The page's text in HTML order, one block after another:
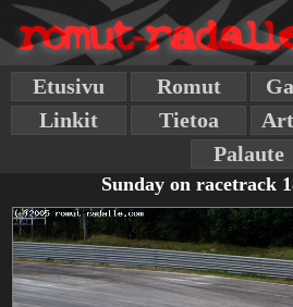
Etusivu Romut
Linkit
Tietoa
Palaute
Sunday on racetrack